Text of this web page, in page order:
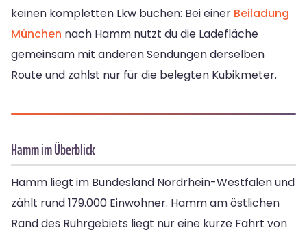
keinen kompletten Lkw buchen: Bei einer Beiladung
München nach Hamm nutzt du die Ladefläche
gemeinsam mit anderen Sendungen derselben
Route und zahlst nur für die belegten Kubikmeter.
Hamm im Überblick
Hamm liegt im Bundesland Nordrhein-Westfalen und
zählt rund 179.000 Einwohner. Hamm am östlichen
Rand des Ruhrgebiets liegt nur eine kurze Fahrt von